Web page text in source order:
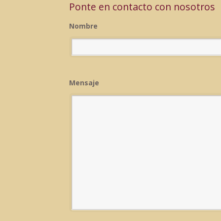
Ponte en contacto con nosotros
Nombre
Mensaje